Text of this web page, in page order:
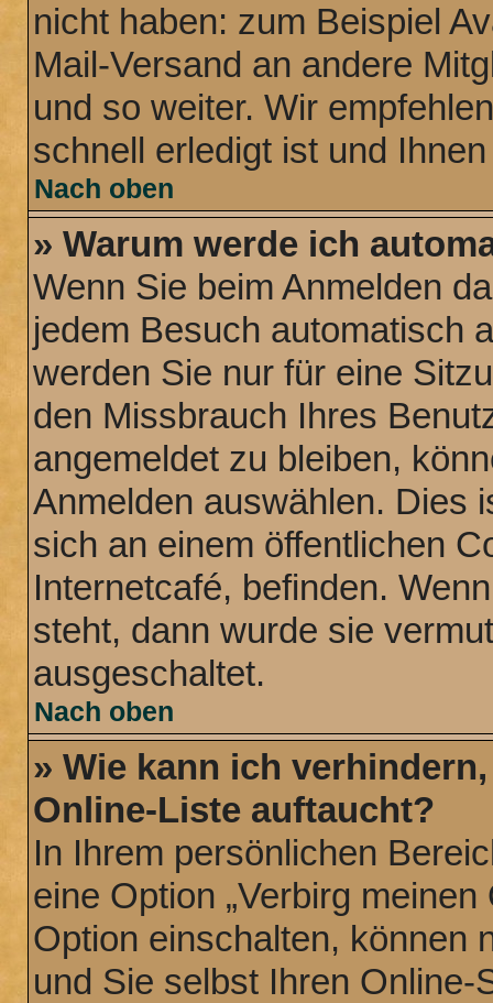
nicht haben: zum Beispiel
Mail-Versand an andere
und so weiter. Wir
schnell erledigt ist und
Nach oben
» Warum werde ich
Wenn Sie beim Anmelden
jedem Besuch automatisch
werden Sie nur für eine
den Missbrauch Ihres
angemeldet zu bleiben,
Anmelden auswählen. Dies
sich an einem öffentlichen
Internetcafé, befinden.
steht, dann wurde sie
ausgeschaltet.
Nach oben
» Wie kann ich
Online-Liste auftaucht?
In Ihrem persönlichen
eine Option „Verbirg
Option einschalten, können
und Sie selbst Ihren